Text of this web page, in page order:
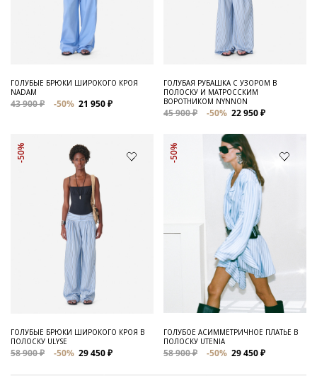
ГОЛУБЫЕ БРЮКИ ШИРОКОГО КРОЯ
NADAM
43 900 ₽ -50% 21 950 ₽
ГОЛУБАЯ РУБАШКА С УЗОРОМ В
ПОЛОСКУ И МАТРОССКИМ
ВОРОТНИКОМ NYNNON
45 900 ₽ -50% 22 950 ₽
-50%
ГОЛУБЫЕ БРЮКИ ШИРОКОГО КРОЯ В
ПОЛОСКУ ULYSE
58 900 ₽ -50% 29 450 ₽
-50%
ГОЛУБОЕ АСИММЕТРИЧНОЕ ПЛАТЬЕ В
ПОЛОСКУ UTENIA
58 900 ₽ -50% 29 450 ₽